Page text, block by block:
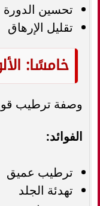
تحسين الدورة
تقليل الإرهاق
خامسًا:
وصفة ترطيب
الفوائد:
ترطيب عميق
تهدئة الجلد